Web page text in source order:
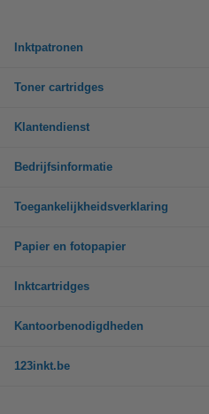
Inktpatronen
Toner cartridges
Klantendienst
Bedrijfsinformatie
Toegankelijkheidsverklaring
Papier en fotopapier
Inktcartridges
Kantoorbenodigdheden
123inkt.be